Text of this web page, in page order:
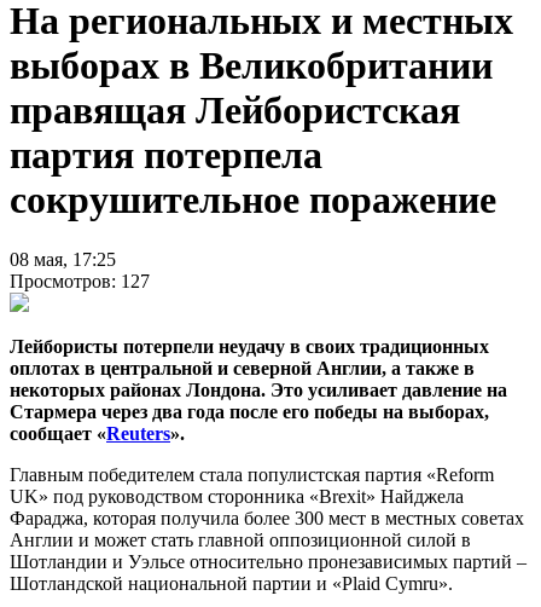
На региональных и местных
выборах в Великобритании
правящая Лейбористская
партия потерпела
сокрушительное поражение
08 мая, 17:25
Просмотров: 127
Лейбористы потерпели неудачу в своих традиционных
оплотах в центральной и северной Англии, а также в
некоторых районах Лондона. Это усиливает давление на
Стармера через два года после его победы на выборах,
сообщает «Reuters».
Главным победителем стала популистская партия «Reform
UK» под руководством сторонника «Brexit» Найджела
Фараджа, которая получила более 300 мест в местных советах
Англии и может стать главной оппозиционной силой в
Шотландии и Уэльсе относительно пронезависимых партий –
Шотландской национальной партии и «Plaid Cymru».